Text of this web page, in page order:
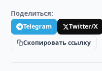
Поделиться:
Telegram Twitter/X
Скопировать ссылку